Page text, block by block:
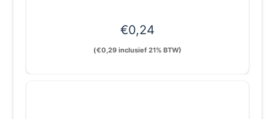
€0,24
(€0,29 inclusief 21% BTW)